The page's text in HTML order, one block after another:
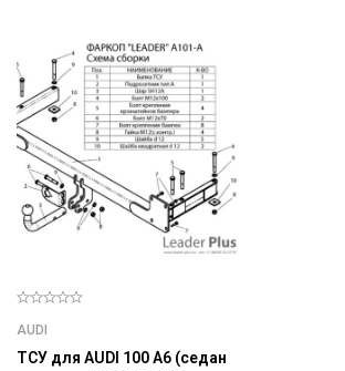
AUDI
ТСУ для AUDI 100 A6 (седан